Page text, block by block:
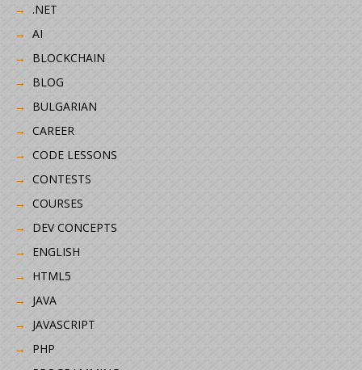
.NET
AI
BLOCKCHAIN
BLOG
BULGARIAN
CAREER
CODE LESSONS
CONTESTS
COURSES
DEV CONCEPTS
ENGLISH
HTML5
JAVA
JAVASCRIPT
PHP